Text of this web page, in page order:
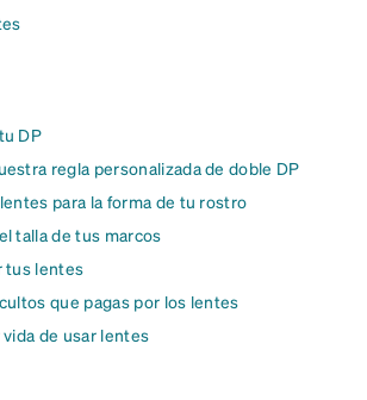
DP
regla personalizada de doble DP
para la forma de tu rostro
talla de tus marcos
tus lentes
que pagas por los lentes
de usar lentes